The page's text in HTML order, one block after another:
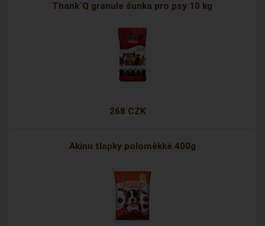
Thank´Q granule šunka pro psy 10 kg
268 CZK
Akinu tlapky poloměkké 400g